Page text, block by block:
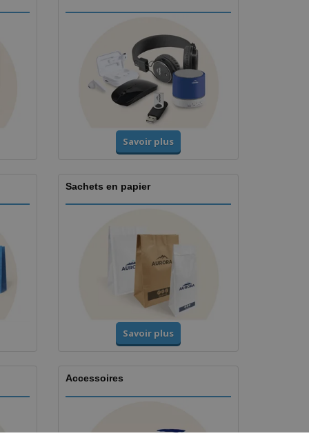
Savoir plus
Sachets en papier
Savoir plus
Accessoires